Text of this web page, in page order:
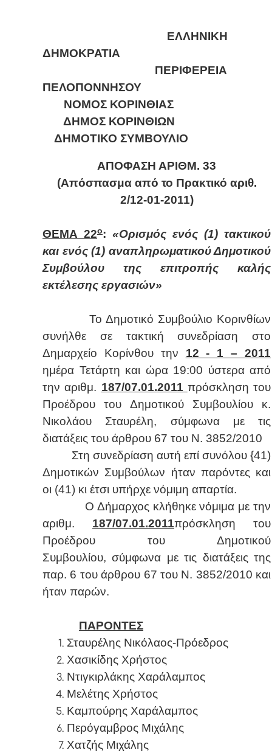
ΕΛΛΗΝΙΚΗ
ΔΗΜΟΚΡΑΤΙΑ
ΠΕΡΙΦΕΡΕΙΑ
ΠΕΛΟΠΟΝΝΗΣΟΥ
ΝΟΜΟΣ ΚΟΡΙΝΘΙΑΣ
ΔΗΜΟΣ ΚΟΡΙΝΘΙΩΝ
ΔΗΜΟΤΙΚΟ ΣΥΜΒΟΥΛΙΟ
ΑΠΟΦΑΣΗ ΑΡΙΘΜ. 33
(Απόσπασμα από το Πρακτικό αριθ.
2/12-01-2011)
ΘΕΜΑ 22ο: «Ορισμός ενός (1) τακτικού
και ενός (1) αναπληρωματικού Δημοτικού
Συμβούλου της επιτροπής καλής
εκτέλεσης εργασιών»
Το Δημοτικό Συμβούλιο Κορινθίων
συνήλθε σε τακτική συνεδρίαση στο
Δημαρχείο Κορίνθου την 12 - 1 –2011
ημέρα Τετάρτη και ώρα 19:00 ύστερα από
την αριθμ. 187/07.01.2011 πρόσκληση του
Προέδρου του Δημοτικού Συμβουλίου κ.
Νικολάου Σταυρέλη, σύμφωνα με τις
διατάξεις του άρθρου 67 του Ν. 3852/2010
Στη συνεδρίαση αυτή επί συνόλου {41)
Δημοτικών Συμβούλων ήταν παρόντες και
οι (41) κι έτσι υπήρχε νόμιμη απαρτία.
Ο Δήμαρχος κλήθηκε νόμιμα με την
αριθμ. 187/07.01.2011πρόσκληση του
Προέδρου του Δημοτικού
Συμβουλίου, σύμφωνα με τις διατάξεις της
παρ. 6 του άρθρου 67 του Ν. 3852/2010 και
ήταν παρών.
ΠΑΡΟΝΤΕΣ
Σταυρέλης Νικόλαος-Πρόεδρος
Χασικίδης Χρήστος
Ντιγκιρλάκης Χαράλαμπος
Μελέτης Χρήστος
Καμπούρης Χαράλαμπος
Περόγαμβρος Μιχάλης
Χατζής Μιχάλης